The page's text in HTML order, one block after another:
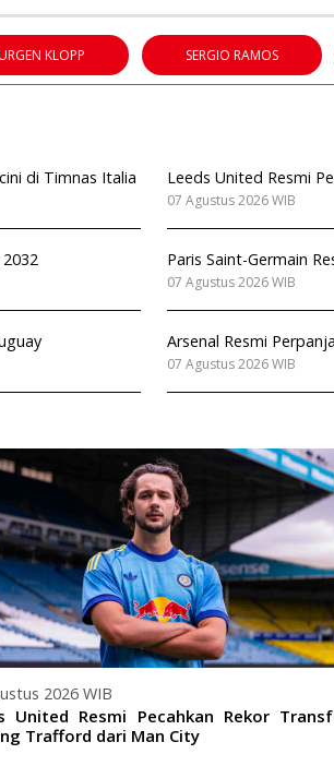
KLOPP SERGIO RAMOS
di Timnas Italia Leeds United Resmi
07 Agustus 2026 WIB
Paris Saint-Germain
07 Agustus 2026 WIB
Arsenal Resmi
07 Agustus 2026 WIB
2026 WIB
United Resmi Pecahkan Rekor
Trafford dari Man City